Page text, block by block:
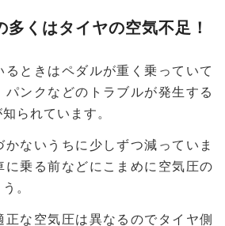
多くはタイヤの空気不足！
るときはペダルが重く乗っていて
パンクなどのトラブルが発生する
られています。
かないうちに少しずつ減っていま
に乗る前などにこまめに空気圧の
。
正な空気圧は異なるのでタイヤ側